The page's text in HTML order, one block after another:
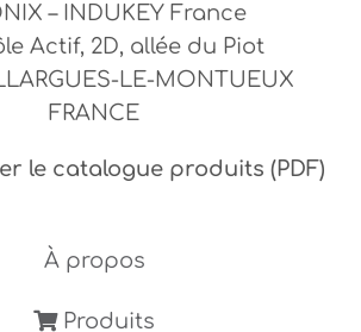
– INDUKEY France
Actif, 2D, allée du Piot
LE-MONTUEUX
FRANCE
le catalogue produits (PDF)
À propos
Produits